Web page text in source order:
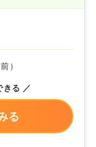
）
きる
る